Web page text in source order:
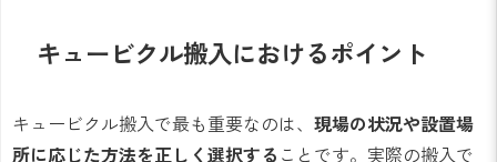
キュービクル搬入におけるポイント
キュービクル搬入で最も重要なのは、 現場の状況や設置場
所に応じた方法を正しく選択する ことです。実際の搬入で